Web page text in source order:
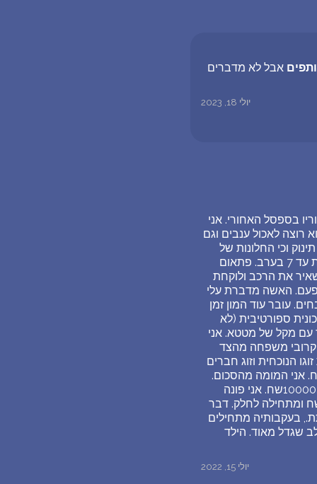
אבל לא מדברים
יולי 18, 2023
בספסל האחורי. אני
לאכול ענבים וגם
וכי החלונות של
הרכב אטומים מדי למסתכל מבחוץ.הוא אומר שצריך להמתין למישנו שיבוא לסדר וזה יכול לקחת עד 7 בערב. פתאום
את הרכב ולוקחת
האשה מדברת עלי
עובר עוד המון זמן
ספורטיבית (לא
עם מקל של מטטא. אני
קרובי משפחה מהצד
הנוכחית וזוג חברים
עם הבעל. בינתיים מגיע השוטר ונותן לי את הקנס על סך 7734 שח. אני המומה מהסכום.
באינטרנט כתוב שהמחירים, על פי החוק, יכול להיות 4000. כמו כן החלונות אמורים לעלות גם כ 10000שח. אני פונה
שנמצא שם, הוא אומר שאין מה לעשות. לפתע הדודה התה מוציאה שטרות של 200 שח ומתחילה לחלק. דבר
בעקבותיה מתחילים
הכלב שגדל מאוד. הילד
יולי 15, 2022